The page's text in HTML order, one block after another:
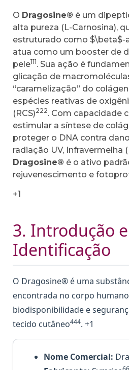
O Dragosine® é um
alta pureza (L-Carnosina),
estruturado como $\beta$-
atua como um booster de
pele111. Sua ação é
glicação de
“caramelização” do
espécies reativas de
(RCS)222. Com capacidade
estimular a síntese de
proteger o DNA contra
radiação UV, Infravermelha
Dragosine® é o ativo
rejuvenescimento e
+1
3. Introdução e
Identificação
O Dragosine® é uma
encontrada no corpo
biodisponibilidade e
tecido cutâneo444. +1
Nome Comercial: